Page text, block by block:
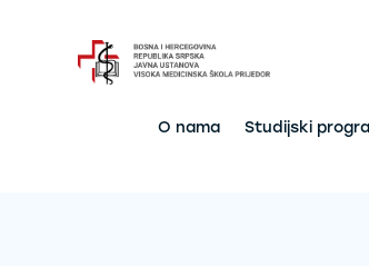
O nama Studijski